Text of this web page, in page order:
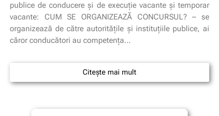
publice de conducere şi de execuţie vacante şi temporar
vacante: CUM SE ORGANIZEAZĂ CONCURSUL? – se
organizează de către autorităţile şi instituţiile publice, ai
căror conducători au competenţa…
Citește mai mult